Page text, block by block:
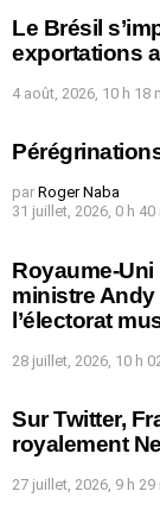
Le Brésil
exportations
4 août, 2026, 10 h 18
par Roger Naba
31 juillet, 2026, 0 h 40
Royaume-
ministre
l’électorat
28 juillet, 2026, 10 h
Sur Twitter,
royalement
27 juillet, 2026, 9 h 29